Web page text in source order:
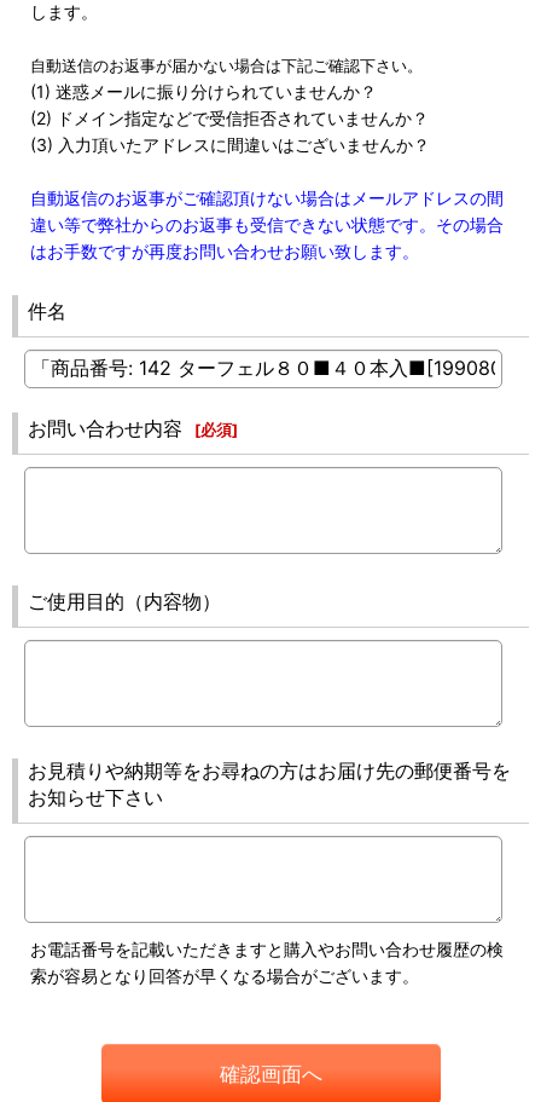
します。
自動送信のお返事が届かない場合は下記ご確認下さい。
(1) 迷惑メールに振り分けられていませんか？
(2) ドメイン指定などで受信拒否されていませんか？
(3) 入力頂いたアドレスに間違いはございませんか？
自動返信のお返事がご確認頂けない場合はメールアドレスの間
違い等で弊社からのお返事も受信できない状態です。その場合
はお手数ですが再度お問い合わせお願い致します。
件名
お問い合わせ内容 [必須]
ご使用目的（内容物）
お見積りや納期等をお尋ねの方はお届け先の郵便番号を
お知らせ下さい
お電話番号を記載いただきますと購入やお問い合わせ履歴の検
索が容易となり回答が早くなる場合がございます。
確認画面へ